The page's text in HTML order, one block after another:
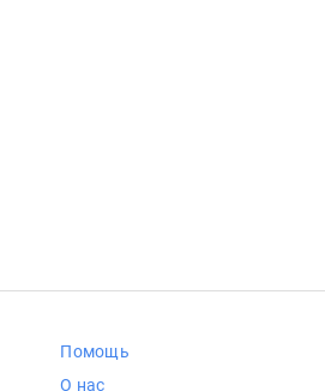
Помощь
О нас